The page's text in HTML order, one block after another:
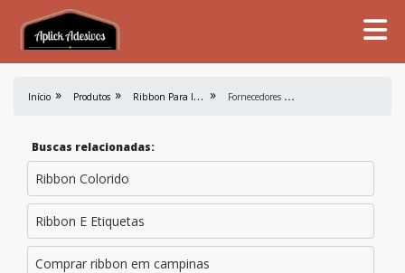
Início Produtos R
ibbon Para Impressão F
ornecedores De Ribbons
Buscas relacionadas:
Ribbon Colorido
Ribbon E Etiquetas
Comprar ribbon em campinas